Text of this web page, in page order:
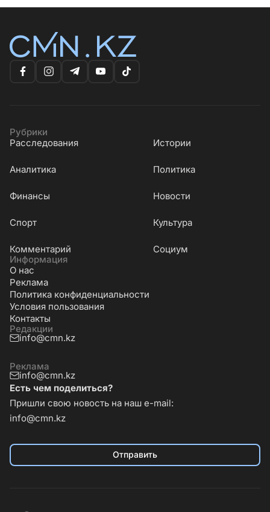
Рубрики
Расследования
Истории
Аналитика Политика
Финансы Новости
Cпорт Культура
Комментарий
Социум
Информация
О нас
Реклама
Политика конфиденциальности
Условия пользования
Контакты
Редакции
info@cmn.kz
Реклама
info@cmn.kz
Есть чем поделиться?
Пришли свою новость на наш e-mail:
info@cmn.kz
Отправить